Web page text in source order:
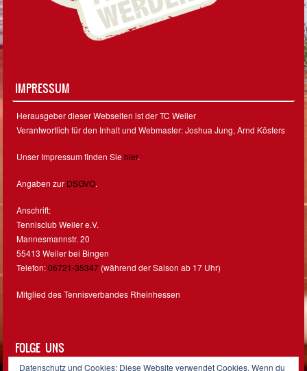
IMPRESSUM
Herausgeber dieser Webseiten ist der TC Weiler
Verantwortlich für den Inhalt und Webmaster: Joshua Jung, Arnd Kösters
Unser Impressum finden Siehier.
Angaben zur DSGVO.
Anschrift:
Tennisclub Weiler e.V.
Mannesmannstr. 20
55413 Weiler bei Bingen
Telefon:06721-35347 (während der Saison ab 17 Uhr)
Mitglied des Tennisverbandes Rheinhessen
FOLGE UNS
Datenschutz und Cookies: Diese Website verwendet Cookies. Wenn du